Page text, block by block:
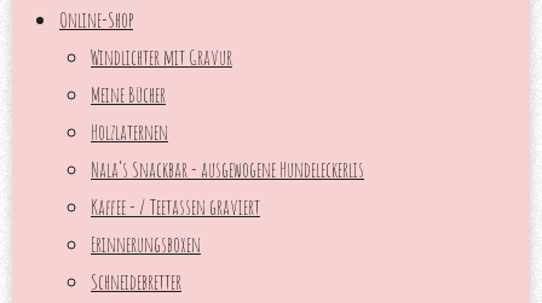
Online-Shop
Windlichter mit Gravur
Meine Bücher
Holzlaternen
Nala‘s Snackbar - ausgewogene Hundeleckerlis
Kaffee - / Teetassen graviert
Erinnerungsboxen
Schneidebretter